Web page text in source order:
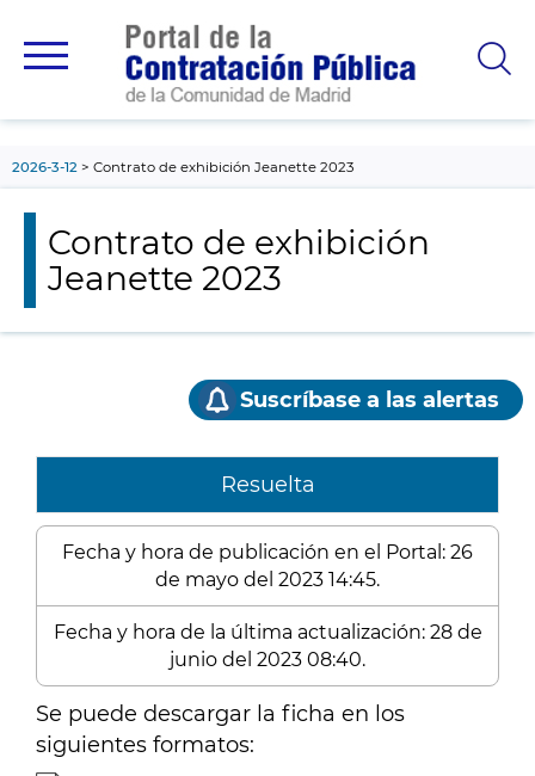
principal
2026-3-12 Contrato de exhibición Jeanette 2023
Contrato de exhibición
Jeanette 2023
Suscríbase a las alertas
Resuelta
Fecha y hora de publicación en el Portal: 26
de mayo del 2023 14:45.
Fecha y hora de la última actualización: 28 de
junio del 2023 08:40.
Se puede descargar la ficha en los
siguientes formatos: